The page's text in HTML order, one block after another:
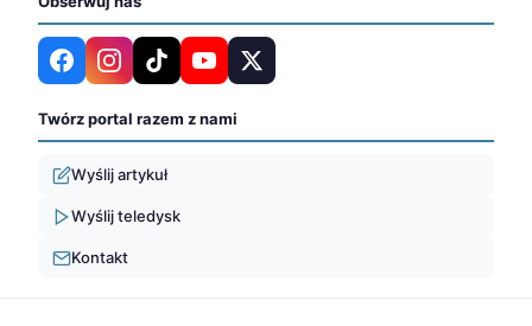
Twórz portal razem z nami
Wyślij artykuł
Wyślij teledysk
Kontakt